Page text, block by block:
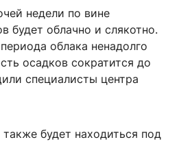
недели по вине
будет облачно и слякотно.
облака ненадолго
осадков сократится до
специалисты центра
будет находиться под